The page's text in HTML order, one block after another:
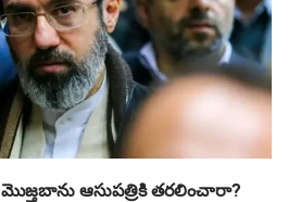
ఆసుపత్రికి తరలించారా?